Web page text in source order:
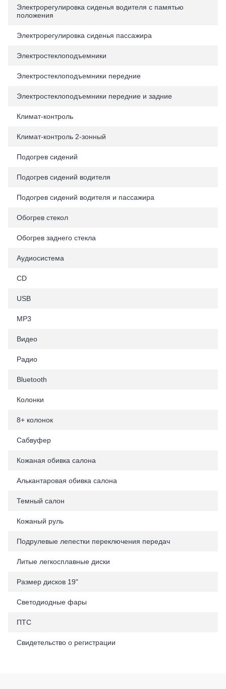
Электрорегулировка сиденья водителя с памятью
положения
Электрорегулировка сиденья пассажира
Электростеклоподъемники
Электростеклоподъемники передние
Электростеклоподъемники передние и задние
Климат-контроль
Климат-контроль 2-зонный
Подогрев сидений
Подогрев сидений водителя
Подогрев сидений водителя и пассажира
Обогрев стекол
Обогрев заднего стекла
Аудиосистема
CD
USB
MP3
Видео
Радио
Bluetooth
Колонки
8+ колонок
Сабвуфер
Кожаная обивка салона
Алькантаровая обивка салона
Темный салон
Кожаный руль
Подрулевые лепестки переключения передач
Литые легкосплавные диски
Размер дисков 19"
Светодиодные фары
ПТС
Свидетельство о регистрации